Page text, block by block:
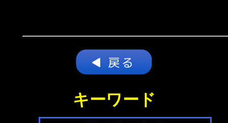
キーワード